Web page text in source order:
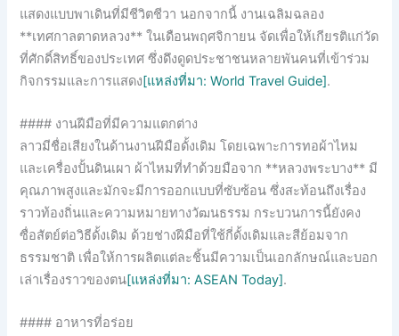
แสดงแบบพาเดินที่มีชีวิตชีวา นอกจากนี้ งานเฉลิมฉลอง
**เทศกาลตาดหลวง** ในเดือนพฤศจิกายน จัดเพื่อให้เกียรติแก่วัด
ที่ศักดิ์สิทธิ์ของประเทศ ซึ่งดึงดูดประชาชนหลายพันคนที่เข้าร่วม
กิจกรรมและการแสดง[แหล่งที่มา: World Travel Guide].
#### งานฝีมือที่มีความแตกต่าง
ลาวมีชื่อเสียงในด้านงานฝีมือดั้งเดิม โดยเฉพาะการทอผ้าไหม
และเครื่องปั้นดินเผา ผ้าไหมที่ทำด้วยมือจาก **หลวงพระบาง** มี
คุณภาพสูงและมักจะมีการออกแบบที่ซับซ้อน ซึ่งสะท้อนถึงเรื่อง
ราวท้องถิ่นและความหมายทางวัฒนธรรม กระบวนการนี้ยังคง
ซื่อสัตย์ต่อวิธีดั้งเดิม ด้วยช่างฝีมือที่ใช้กี่ดั้งเดิมและสีย้อมจาก
ธรรมชาติ เพื่อให้การผลิตแต่ละชิ้นมีความเป็นเอกลักษณ์และบอก
เล่าเรื่องราวของตน[แหล่งที่มา: ASEAN Today].
#### อาหารที่อร่อย